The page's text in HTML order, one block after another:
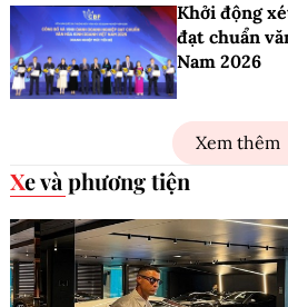
Khởi động
đạt chuẩn
Nam 2026
Xem thêm
Xe và phương tiện